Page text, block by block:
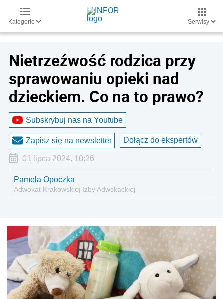
Kategorie Serwisy
Nietrzeźwość rodzica przy
sprawowaniu opieki nad
dzieckiem. Co na to prawo?
Subskrybuj nas na Youtube
Zapisz się na newsletter Dołącz do ekspertów
01 lipca 2024, 10:26
Pamela Opoczka
Adwokat Krakowskiej Izby Adwokackiej